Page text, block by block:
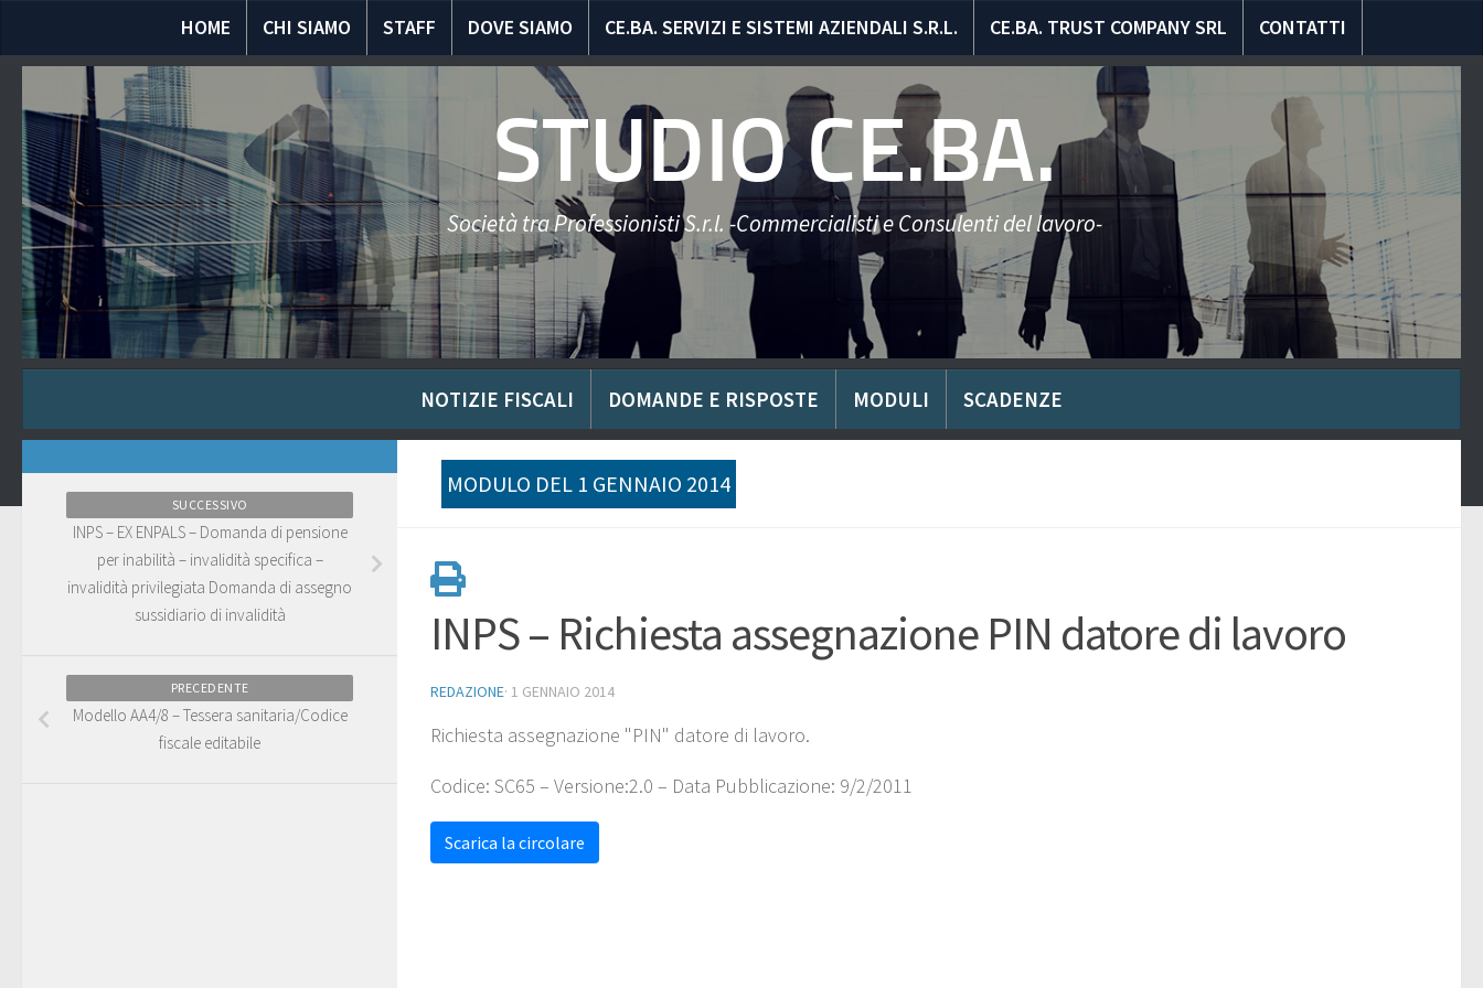
HOME CHI SIAMO STAFF DOVE SIAMO CE.BA. SERVIZI E SISTEMI AZIENDALI S.R.L. CE.BA. TRUST COMPANY SRL CONTATTI
STUDIO CE.BA.
Società tra Professionisti S.r.l. -Commercialisti e Consulenti del lavoro-
NOTIZIE FISCALI DOMANDE E RISPOSTE MODULI SCADENZE
MODULO DEL 1 GENNAIO 2014
INPS – Richiesta assegnazione PIN datore di lavoro
REDAZIONE· 1 GENNAIO 2014
Richiesta assegnazione "PIN" datore di lavoro.
Codice: SC65 – Versione:2.0 – Data Pubblicazione: 9/2/2011
Scarica la circolare
SUCCESSIVO
INPS – EX ENPALS – Domanda di pensione
per inabilità – invalidità specifica –
invalidità privilegiata Domanda di assegno
sussidiario di invalidità
PRECEDENTE
Modello AA4/8 – Tessera sanitaria/Codice
fiscale editabile